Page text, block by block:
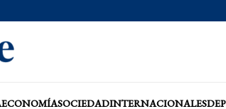
ECONOMÍASOCIEDADINTERNACIONALES